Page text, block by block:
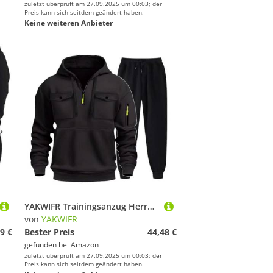
zuletzt überprüft am 27.09.2025 um 00:03; der
Preis kann sich seitdem geändert haben.
Keine weiteren Anbieter
€
YAKWIFR Trainingsanzug Herren 2 Teiliges Sportanzuge Jogging Anzug Set Baggy Hoodies Mit Hose Sport Fitness Gym Freizeitanzug Streetwear Herbst Winter Black,M
von YAKWIFR
Bester Preis
44,48 €
gefunden bei Amazon
zuletzt überprüft am 27.09.2025 um 00:03; der
Preis kann sich seitdem geändert haben.